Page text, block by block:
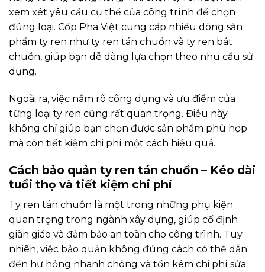
xem xét yêu cầu cụ thể của công trình để chọn
đúng loại. Cốp Pha Việt cung cấp nhiều dòng sản
phẩm ty ren như ty ren tán chuồn và ty ren bát
chuồn, giúp bạn dễ dàng lựa chọn theo nhu cầu sử
dụng.
Ngoài ra, việc nắm rõ công dụng và ưu điểm của
từng loại ty ren cũng rất quan trọng. Điều này
không chỉ giúp bạn chọn được sản phẩm phù hợp
mà còn tiết kiệm chi phí một cách hiệu quả.
Cách bảo quản ty ren tán chuồn – Kéo dài
tuổi thọ và tiết kiệm chi phí
Ty ren tán chuồn là một trong những phụ kiện
quan trọng trong ngành xây dựng, giúp cố định
giàn giáo và đảm bảo an toàn cho công trình. Tuy
nhiên, việc bảo quản không đúng cách có thể dẫn
đến hư hỏng nhanh chóng và tốn kém chi phí sửa